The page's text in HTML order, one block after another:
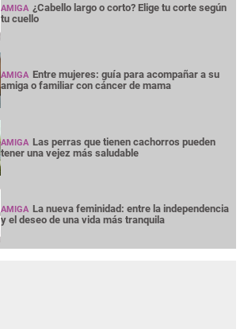
AMIGA ¿Cabello largo o corto? Elige tu corte según
tu cuello
AMIGA Entre mujeres: guía para acompañar a su
amiga o familiar con cáncer de mama
AMIGA Las perras que tienen cachorros pueden
tener una vejez más saludable
AMIGA La nueva feminidad: entre la independencia
y el deseo de una vida más tranquila